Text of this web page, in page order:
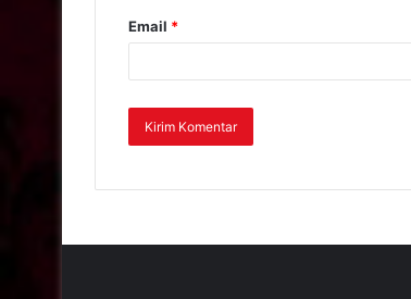
Email *